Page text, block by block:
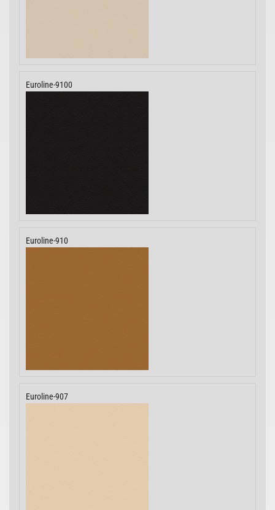
Euroline-9100
Euroline-910
Euroline-907